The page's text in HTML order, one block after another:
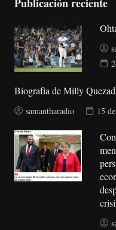
Biografía de Milly
samantharadio 15